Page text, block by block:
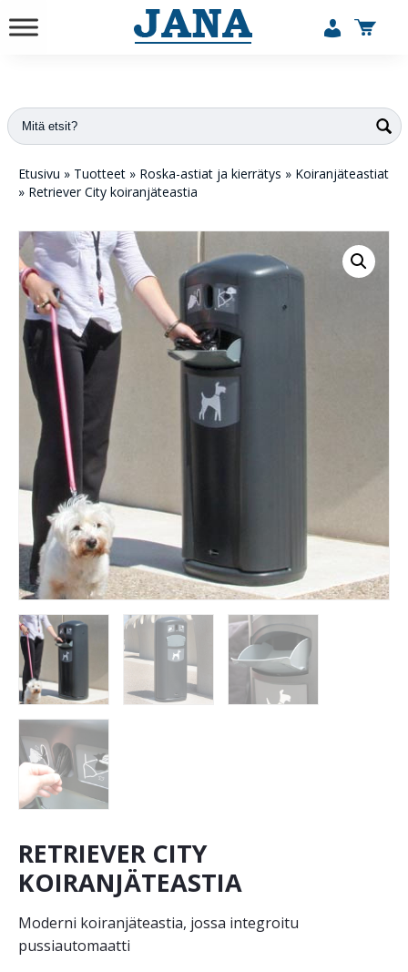
Etusivu » Tuotteet » Roska-astiat ja kierrätys » Koiranjäteastiat
» Retriever City koiranjäteastia
RETRIEVER CITY
KOIRANJÄTEASTIA
Moderni koiranjäteastia, jossa integroitu
pussiautomaatti